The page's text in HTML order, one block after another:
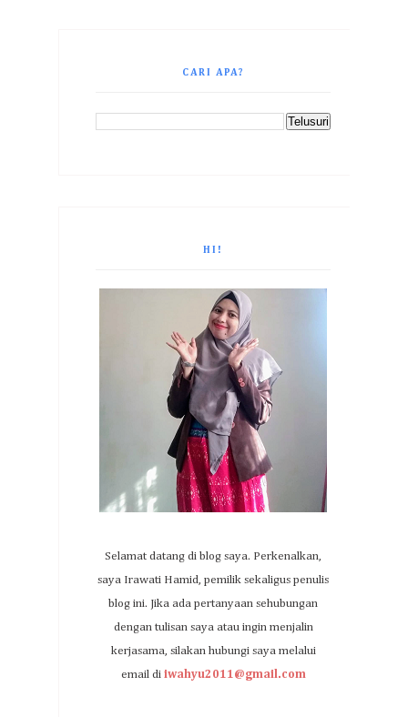
CARI APA?
HI!
Selamat datang di blog saya. Perkenalkan,
saya Irawati Hamid, pemilik sekaligus penulis
blog ini. Jika ada pertanyaan sehubungan
dengan tulisan saya atau ingin menjalin
kerjasama, silakan hubungi saya melalui
email di iwahyu2011@gmail.com